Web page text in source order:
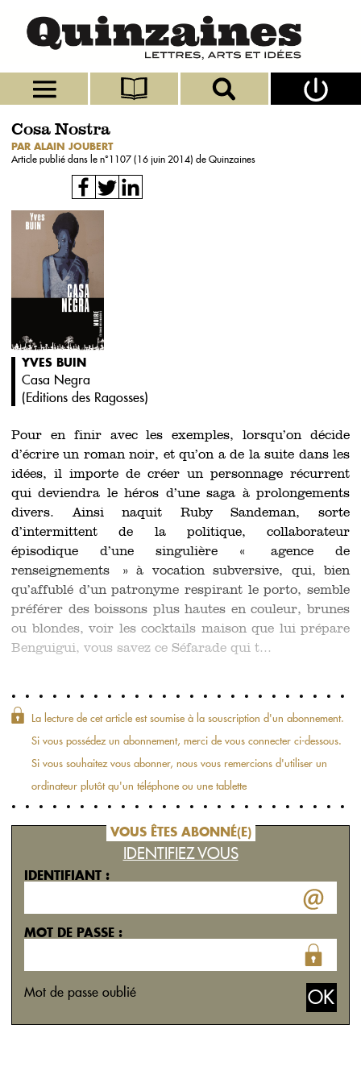
Cosa Nostra
PAR ALAIN JOUBERT
Article publié dans le n°1107 (16 juin 2014) de Quinzaines
YVES BUIN
Casa Negra
(Editions des Ragosses)
Pour en finir avec les exemples, lorsqu’on décide
d’écrire un roman noir, et qu’on a de la suite dans les
idées, il importe de créer un personnage récurrent
qui deviendra le héros d’une saga à prolongements
divers. Ainsi naquit Ruby Sandeman, sorte
d’intermittent de la politique, collaborateur
épisodique d’une singulière « agence de
renseignements » à vocation subversive, qui, bien
qu’affublé d’un patronyme respirant le porto, semble
préférer des boissons plus hautes en couleur, brunes
ou blondes, voir les cocktails maison que lui prépare
Benguigui, vous savez ce Séfarade qui t...
La lecture de cet article est soumise à la souscription d'un abonnement.
Si vous possédez un abonnement, merci de vous connecter ci-dessous.
Si vous souhaitez vous abonner, nous vous remercions d'utiliser un
ordinateur plutôt qu'un téléphone ou une tablette
VOUS ÊTES ABONNÉ(E)
IDENTIFIEZ VOUS
IDENTIFIANT :
MOT DE PASSE :
Mot de passe oublié